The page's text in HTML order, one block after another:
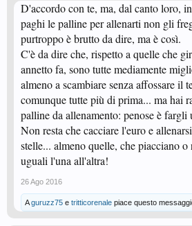
D'accordo con te, ma, dal canto loro,
paghi le palline per allenarti non gli
purtroppo è brutto da dire, ma è così.
C'è da dire che, rispetto a quelle che
annetto fa, sono tutte mediamente
almeno a scambiare senza affossare il
comunque tutte più di prima... ma hai
palline da allenamento: penose è
Non resta che cacciare l'euro e
stelle... almeno quelle, che piacciano o
uguali l'una all'altra!
26 Ago 2016
Aguruzz75 e tritticorenale piace questo